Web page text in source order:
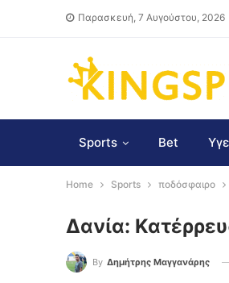
Παρασκευή, 7 Αυγούστου, 2026
Sports Bet
Home Sports ποδόσφαιρο
Δανία:
By Δημήτρης Μαγγανάρης